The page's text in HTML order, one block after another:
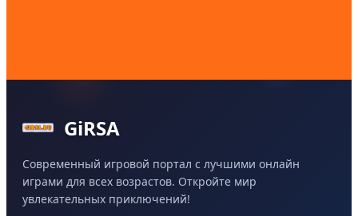
GiRSA
Современный игровой портал с лучшими онлайн
играми для всех возрастов. Откройте мир
увлекательных приключений!